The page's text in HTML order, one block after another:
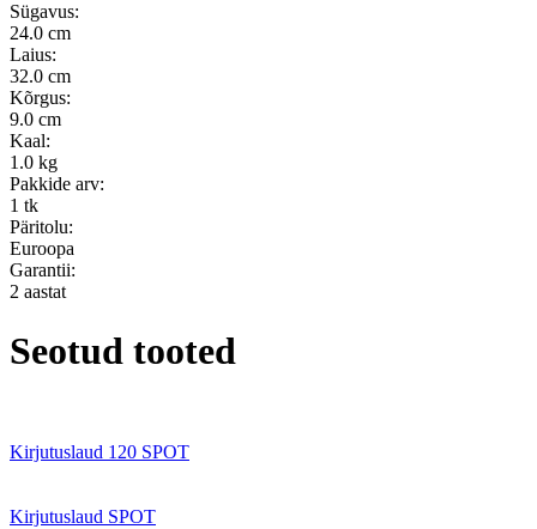
Sügavus:
24.0 cm
Laius:
32.0 cm
Kõrgus:
9.0 cm
Kaal:
1.0 kg
Pakkide arv:
1 tk
Päritolu:
Euroopa
Garantii:
2 aastat
Seotud tooted
Kirjutuslaud 120 SPOT
Kirjutuslaud SPOT